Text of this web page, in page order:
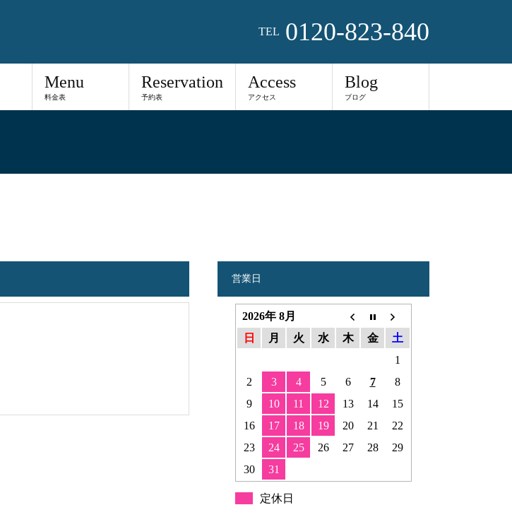
TEL 0120-823-840
Menu
料金表
Reservation
予約表
Access
アクセス
Blog
ブログ
営業日
2026年 8月
日
月 火 水 木 金
土
1
2
3 4 5 6 7
8
9
10 11 12 13 14
15
16
17 18 19 20 21
22
23
24 25 26 27 28
29
30
31
定休日